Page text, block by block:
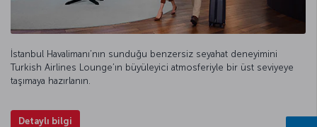
İstanbul Havalimanı’nın sunduğu benzersiz seyahat deneyimini
Turkish Airlines Lounge’ın büyüleyici atmosferiyle bir üst seviyeye
taşımaya hazırlanın.
Detaylı bilgi